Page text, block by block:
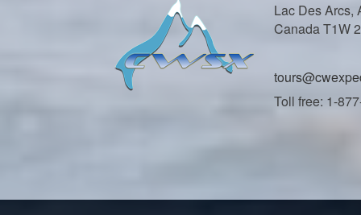
Lac Des Arcs,
Canada T1W
Toll free: 1-